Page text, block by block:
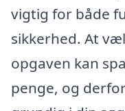
vigtig for både
sikkerhed. At
opgaven kan
penge, og